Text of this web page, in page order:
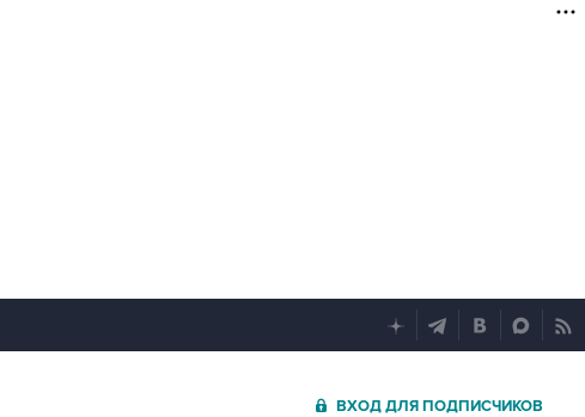
ВХОД ДЛЯ ПОДПИСЧИКОВ